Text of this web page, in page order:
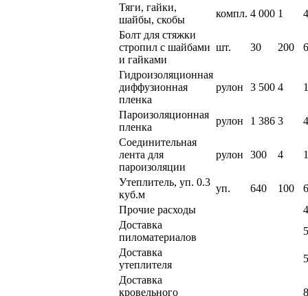
Тяги, гайки,
шайбы, скобы
компл. 4 000 1
Болт для стяжки
стропил с шайбами
и гайками
шт. 30 200
Гидроизоляционная
диффузионная
пленка
рулон 3 500 4
Пароизоляционная
пленка
рулон 1 386 3
Соединительная
лента для
пароизоляции
рулон 300 4
Утеплитель, уп. 0.3
куб.м
уп. 640 100
Прочие расходы
Доставка
пиломатериалов
Доставка
утеплителя
Доставка
кровельного